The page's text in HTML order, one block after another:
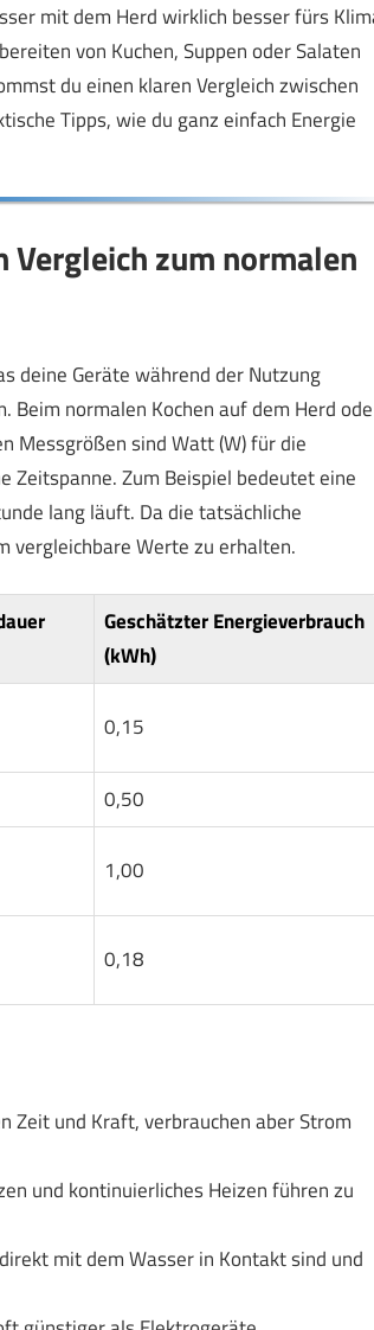
mit dem Herd wirklich besser fürs
von Kuchen, Suppen oder Salaten
du einen klaren Vergleich zwischen
Tipps, wie du ganz einfach Energie
Vergleich zum normalen
deine Geräte während der Nutzung
Beim normalen Kochen auf dem Herd
Messgrößen sind Watt (W) für die
Zeitspanne. Zum Beispiel bedeutet eine
lang läuft. Da die tatsächliche
vergleichbare Werte zu erhalten.
Geschätzter Energieverbrauch
(kWh)
0,15
0,50
1,00
0,18
Zeit und Kraft, verbrauchen aber Strom
und kontinuierliches Heizen führen zu
mit dem Wasser in Kontakt sind und